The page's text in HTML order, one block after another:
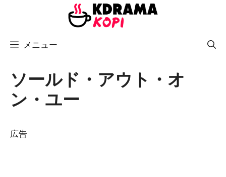
メニュー
ソールド・アウト・オ
ン・ユー
広告